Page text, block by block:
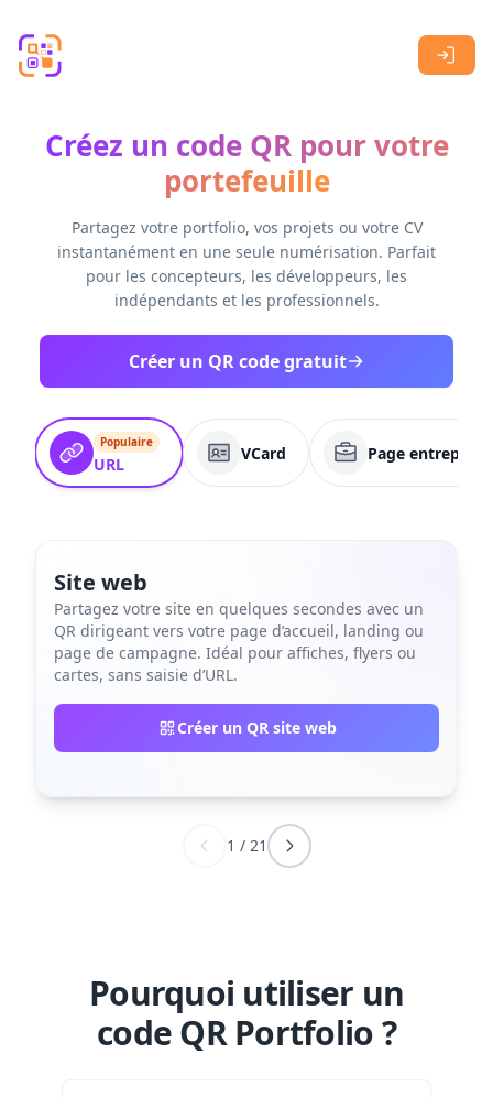
Créez un code QR pour votre
portefeuille
Partagez votre portfolio, vos projets ou votre CV
instantanément en une seule numérisation. Parfait
pour les concepteurs, les développeurs, les
indépendants et les professionnels.
Créer un QR code gratuit
Populaire
URL
VCard Page entreprise
Site web
Partagez votre site en quelques secondes avec un
QR dirigeant vers votre page d’accueil, landing ou
page de campagne. Idéal pour affiches, flyers ou
cartes, sans saisie d’URL.
Créer un QR site web
1 / 21
Pourquoi utiliser un
code QR Portfolio ?